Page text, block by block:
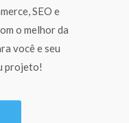
SEO e
o melhor da
você e seu
projeto!